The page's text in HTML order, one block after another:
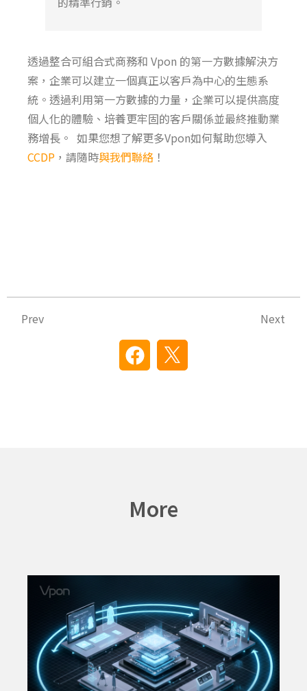
透過整合可組合式商務和 Vpon 的第一方數據解決方
案，企業可以建立一個真正以客戶為中心的生態系
統。透過利用第一方數據的力量，企業可以提供高度
個人化的體驗、培養更牢固的客戶關係並最終推動業
務增長。 如果您想了解更多Vpon如何幫助您導入
CCDP ，請隨時與我們聯絡 ！
Prev Next
More